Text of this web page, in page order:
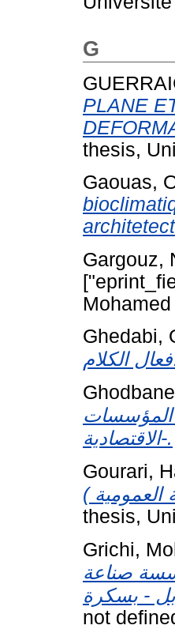
G
PLANE
thesis,
Gaouas,
Gargouz,
Ghedabi,
المؤسسات
الاقتصادية-.
Gourari,
thesis,
Grichi,
صناعة
not